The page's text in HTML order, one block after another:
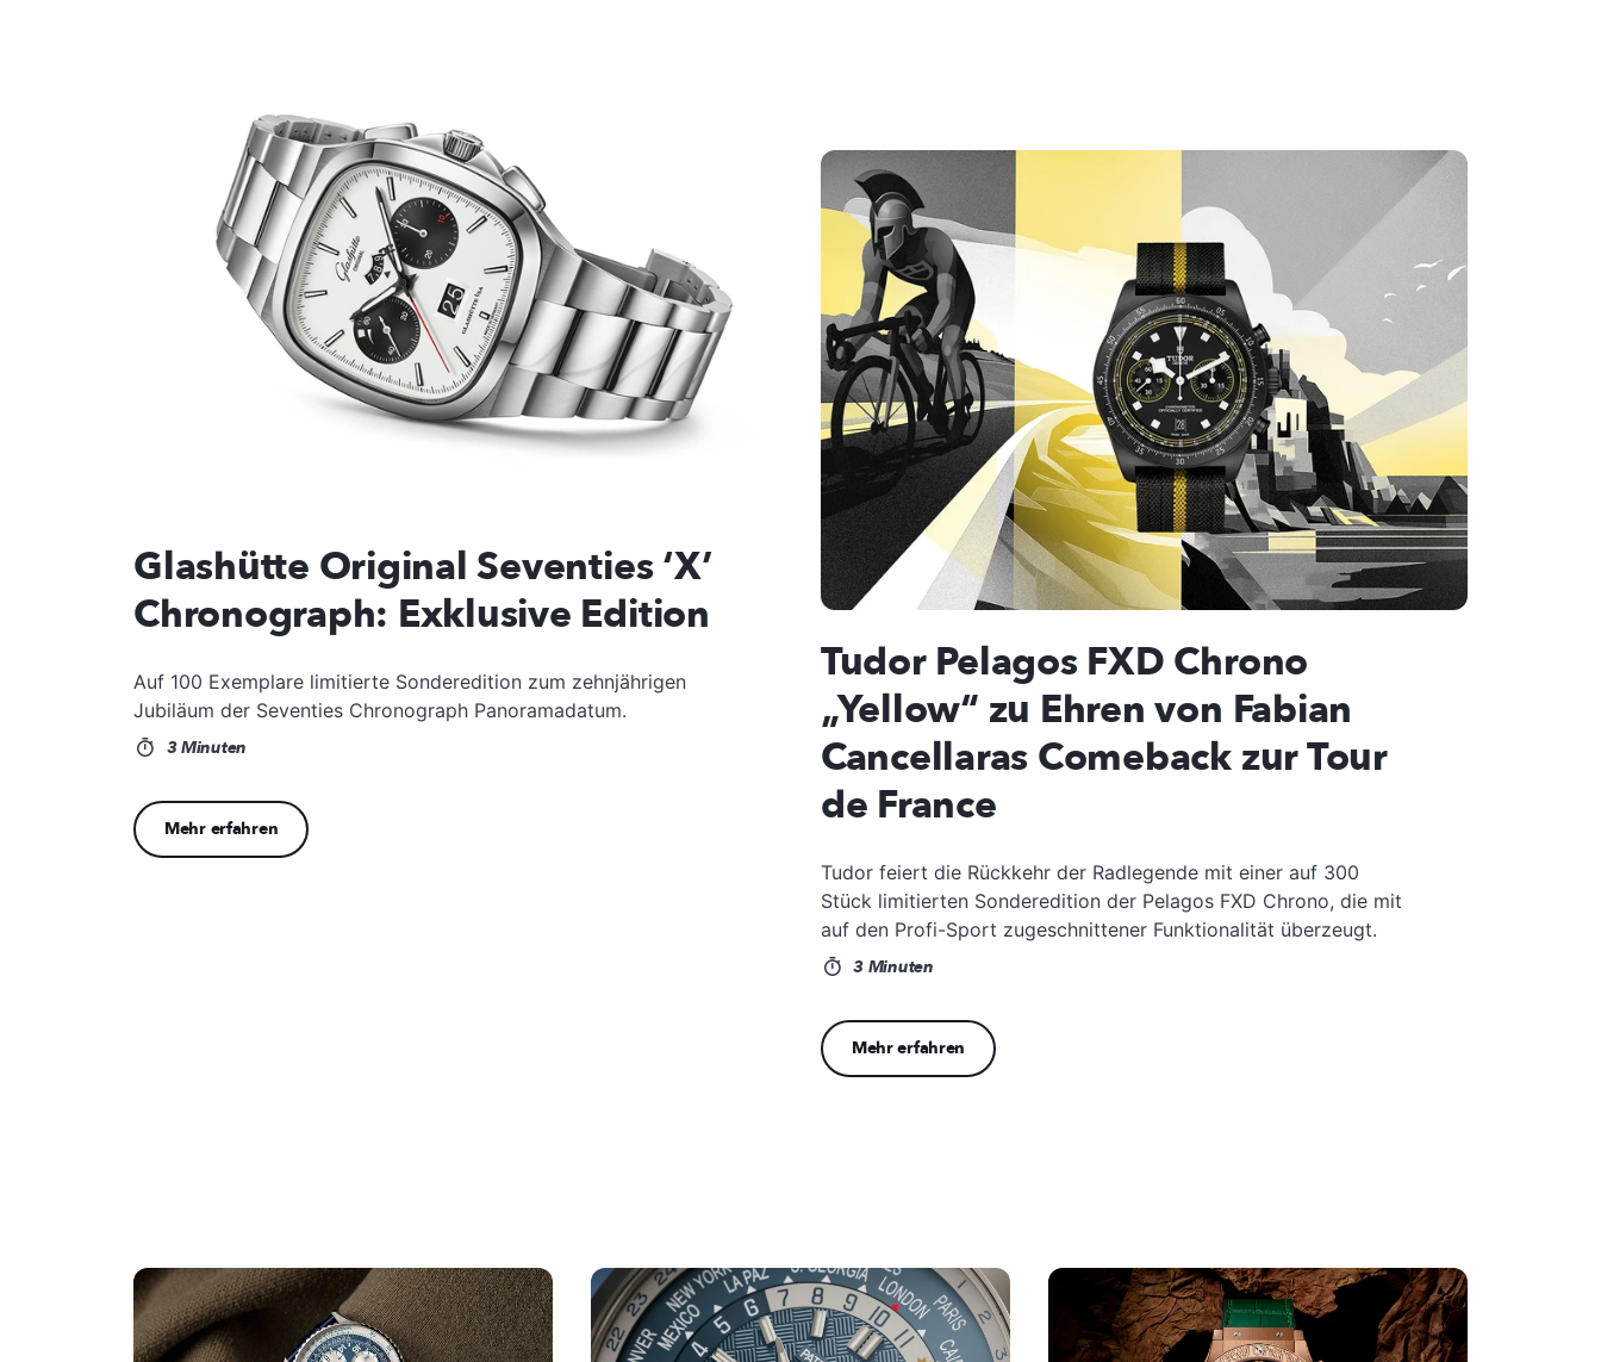
Glashütte Original Seventies ‘X’
Chronograph: Exklusive Edition
Auf 100 Exemplare limitierte Sonderedition zum zehnjährigen
Jubiläum der Seventies Chronograph Panoramadatum.
3 Minuten
Mehr erfahren
Tudor Pelagos FXD Chrono
„Yellow“ zu Ehren von Fabian
Cancellaras Comeback zur Tour
de France
Tudor feiert die Rückkehr der Radlegende mit einer auf 300
Stück limitierten Sonderedition der Pelagos FXD Chrono, die mit
auf den Profi-Sport zugeschnittener Funktionalität überzeugt.
3 Minuten
Mehr erfahren